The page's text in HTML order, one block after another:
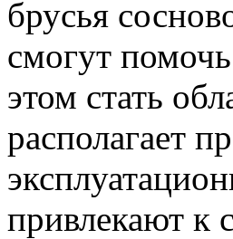
брусья
смогут
этом стать
располагает
привлекают к